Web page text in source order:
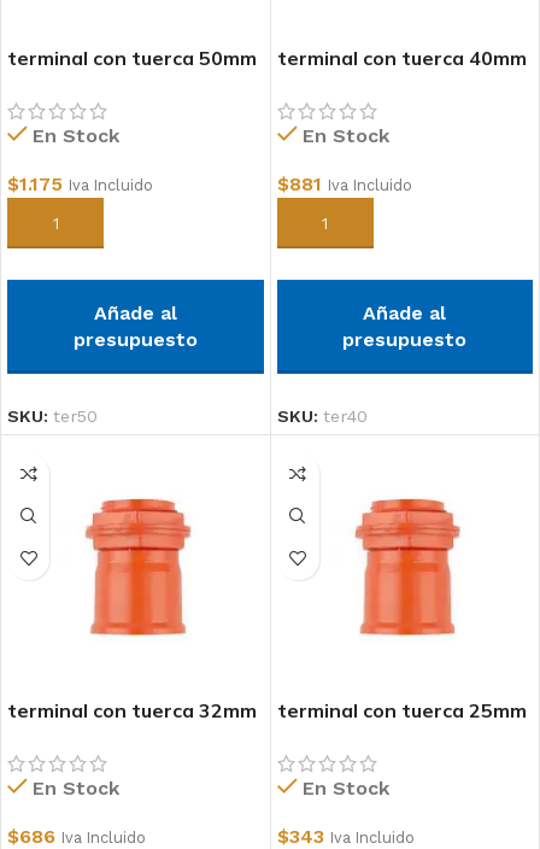
terminal con tuerca 50mm
En Stock
$1.175 Iva Incluido
Añadir al carrito
Añade al
presupuesto
SKU: ter50
terminal con tuerca 40mm
En Stock
$881 Iva Incluido
Añadir al carrito
Añade al
presupuesto
SKU: ter40
terminal con tuerca 32mm
En Stock
$686 Iva Incluido
terminal con tuerca 25mm
En Stock
$343 Iva Incluido